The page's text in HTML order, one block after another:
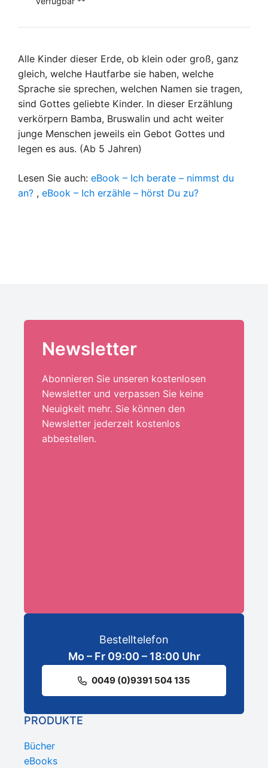
Alle Kinder dieser Erde, ob klein oder groß, ganz
gleich, welche Hautfarbe sie haben, welche
Sprache sie sprechen, welchen Namen sie tragen,
sind Gottes geliebte Kinder. In dieser Erzählung
verkörpern Bamba, Bruswalin und acht weiter
junge Menschen jeweils ein Gebot Gottes und
legen es aus. (Ab 5 Jahren)
Lesen Sie auch: eBook – Ich berate – nimmst du
an? , eBook – Ich erzähle – hörst Du zu?
Newsletter
Abonnieren Sie unseren kostenlosen
Newsletter und verpassen Sie keine
Neuigkeit mehr. Sie können den
Newsletter jederzeit kostenlos
abbestellen.
Bestelltelefon
Mo – Fr 09:00 – 18:00 Uhr
0049 (0)9391 504 135
PRODUKTE
Bücher
eBooks